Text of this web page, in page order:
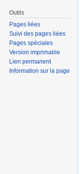
Outils
Pages liées
Suivi des pages liées
Pages spéciales
Version imprimable
Lien permanent
Information sur la page